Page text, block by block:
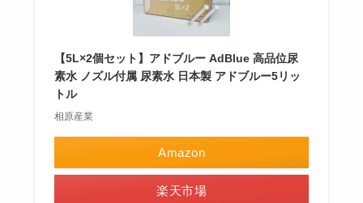
【5L×2個セット】アドブルー AdBlue 高品位尿
素水 ノズル付属 尿素水 日本製 アドブルー5リッ
トル
相原産業
Amazon
楽天市場